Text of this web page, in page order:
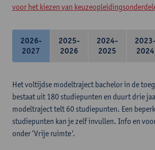
voor het kiezen van
2026-
2027
2025-
2026
2024-
2025
2024
Het voltijdse modeltraject bachelor in de
bestaat uit 180 studiepunten en duurt drie
modeltraject telt 60 studiepunten. Een
studiepunten kan je zelf invullen. Info en
onder ‘Vrije ruimte’.